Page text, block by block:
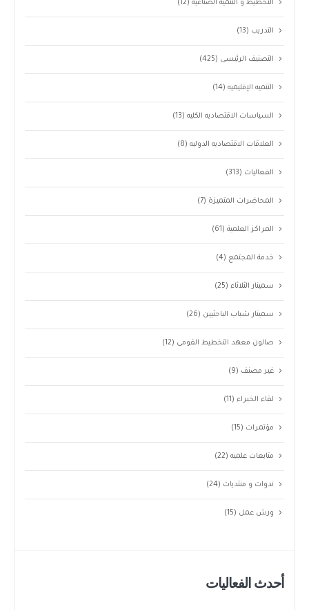
التخطيط و التنميه الصناعيه(12)
التدريب (13)
التصنيف الرئيسى (425)
التنميه الإقليميه(14)
السياسات الاقتصاديه الكليه(13)
العلاقات الاقتصاديه الدوليه(8)
الفعاليات (313)
المحاضرات المتميزة (7)
المراكز العلمية(61)
خدمة المجتمع (4)
سمينار الثلاثاء(25)
سمينار شباب الباحثيين (26)
صالون معهد التخطيط القومى (12)
غير مصنف (9)
لقاء الخبراء(11)
مؤتمرات (15)
متابعات علميه(22)
ندوات و منتديات (24)
ورش عمل (15)
أحدث الفعاليات